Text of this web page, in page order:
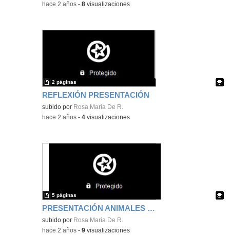
-hace 2 años -8 visualizaciones
REFLEXIÓN PRESENTACIÓN
Contenido educativo.
subido por Rosa Maria De R.
2 páginas
-hace 2 años -4 visualizaciones
PRESENTACIÓN ANIMALES MARINOS
Contenido educativo.
subido por Rosa Maria De R.
5 páginas
-hace 2 años -9 visualizaciones